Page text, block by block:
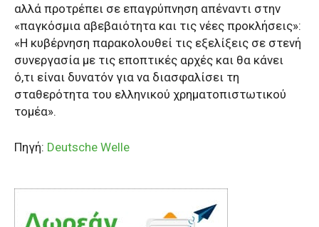
αλλά προτρέπει σε επαγρύπνηση απέναντι στην
«παγκόσμια αβεβαιότητα και τις νέες προκλήσεις»:
«Η κυβέρνηση παρακολουθεί τις εξελίξεις σε στενή
συνεργασία με τις εποπτικές αρχές και θα κάνει
ό,τι είναι δυνατόν για να διασφαλίσει τη
σταθερότητα του ελληνικού χρηματοπιστωτικού
τομέα».
Πηγή: Deutsche Welle